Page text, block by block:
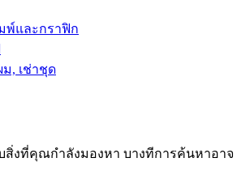
พ์และกราฟิก
, เช่าชุด
สิ่งที่คุณกำลังมองหา บางทีการค้นหาอาจ